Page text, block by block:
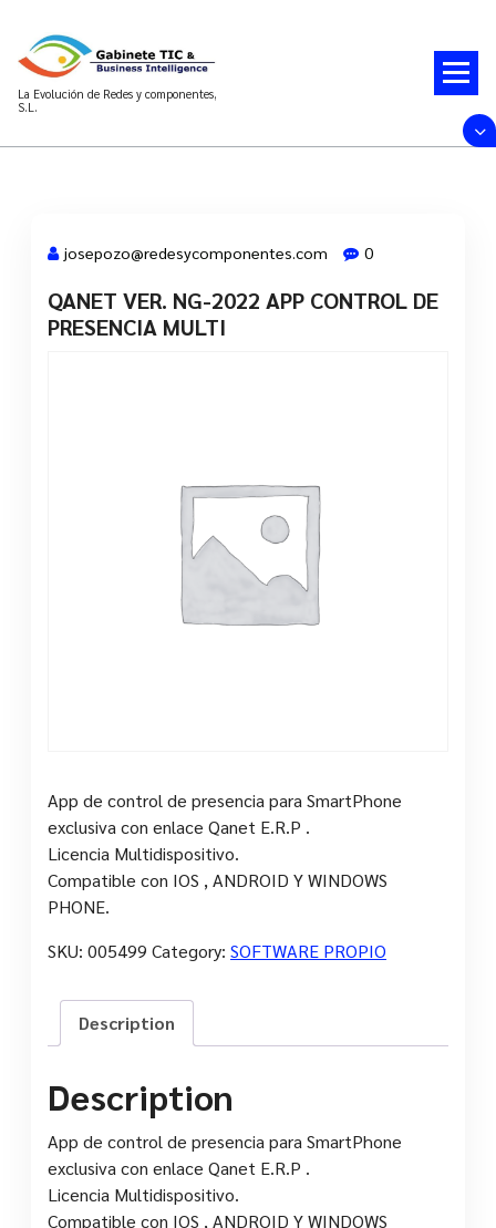
contenido
La Evolución de Redes y componentes,
S.L.
28 Mar, 2022
josepozo@redesycomponentes.com 0
QANET VER. NG-2022 APP CONTROL DE
PRESENCIA MULTI
App de control de presencia para SmartPhone
exclusiva con enlace Qanet E.R.P .
Licencia Multidispositivo.
Compatible con IOS , ANDROID Y WINDOWS
PHONE.
SKU: 005499 Category: SOFTWARE PROPIO
Description
Description
App de control de presencia para SmartPhone
exclusiva con enlace Qanet E.R.P .
Licencia Multidispositivo.
Compatible con IOS , ANDROID Y WINDOWS